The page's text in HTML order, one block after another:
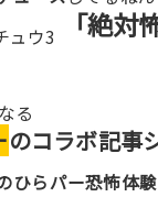
「絶
る
のコラボ記事
ひらパー恐怖体験